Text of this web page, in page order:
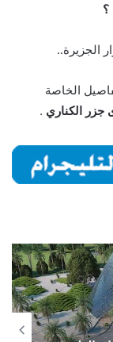
؟
الجزيرة..
الخاصة
.